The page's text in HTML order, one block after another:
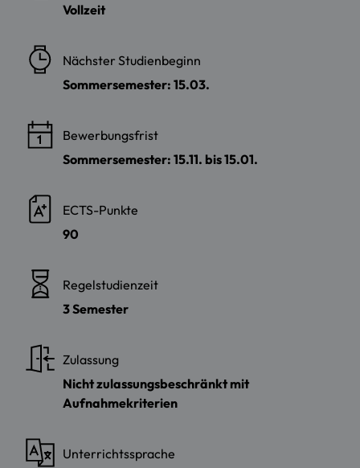
Vollzeit
Nächster Studienbeginn
Sommersemester: 15.03.
Bewerbungsfrist
Sommersemester: 15.11. bis 15.01.
ECTS-Punkte
90
Regelstudienzeit
3 Semester
Zulassung
Nicht zulassungsbeschränkt mit
Aufnahmekriterien
Unterrichtssprache